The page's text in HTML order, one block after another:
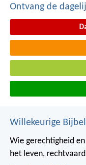
Ontvang de
Willekeurige
Wie gerechtigheid
het leven,